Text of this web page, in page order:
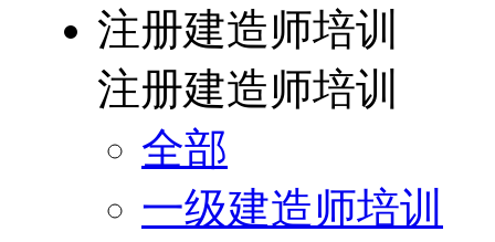
注册建造师培训
注册建造师培训
全部
一级建造师培训